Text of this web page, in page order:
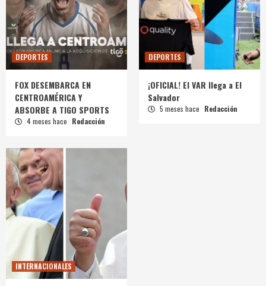
DEPORTES
FOX DESEMBARCA EN
CENTROAMÉRICA Y
ABSORBE A TIGO SPORTS
4 meses hace Redacción
DEPORTES
¡OFICIAL! El VAR llega a El
Salvador
5 meses hace Redacción
INTERNACIONALES